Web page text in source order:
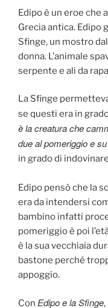
Edipo è un eroe che
Grecia antica. Edipo
Sfinge, un mostro
donna. L’animale
serpente e ali da
La Sfinge
se questi era in
è la creatura che
due al pomeriggio e
in grado di
Edipo pensò che la
era da intendersi
bambino infatti
pomeriggio è poi
è la sua vecchiaia
bastone perché
appoggio.
Con Edipo e la Sfinge